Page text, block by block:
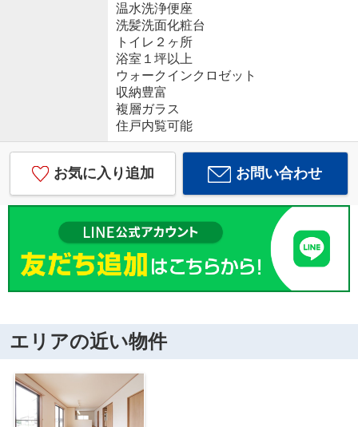
温水洗浄便座
洗髪洗面化粧台
トイレ２ヶ所
浴室１坪以上
ウォークインクロゼット
収納豊富
複層ガラス
住戸内覧可能
お気に入り追加 お問い合わせ
エリアの近い物件